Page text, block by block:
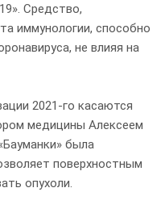
Средство,
иммунологии, способно
не влияя на
2021-го касаются
медицины Алексеем
была
поверхностным
опухоли.